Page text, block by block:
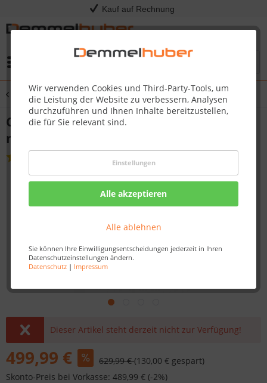
Kauf auf Rechnung
Wir verwenden Cookies und Third-Party-Tools, um
die Leistung der Website zu verbessern, Analysen
durchzuführen und Ihnen Inhalte bereitzustellen,
die für Sie relevant sind.
Einstellungen
Alle akzeptieren
Alle ablehnen
Sie können Ihre Einwilligungsentscheidungen jederzeit in Ihren
Datenschutzeinstellungen ändern.
Datenschutz| Impressum
Übersicht Carports
Carport ELBE 1 Einzelcarport 3,04 x 5,10
m
Dieser Artikel steht derzeit nicht zur Verfügung!
499,99 € 629,99 €(130,00 € gespart)
Skonto-Preis bei Vorkasse: 489,99 € (-2%)